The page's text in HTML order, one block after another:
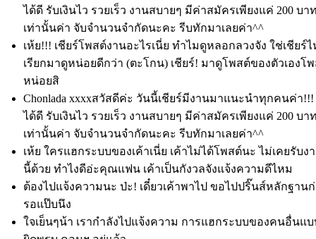
ได้ดี รับเงินไว รวยเร็ว งานสบายๆ มีค่าสมัครเพียงแค่ 200 บา
เท่านั้นค่า จับจำนวนจำกัดนะคะ รีบทักมาเลยค่า^^
เห้ย!!! เชียร์โพสต์งานอะไรเนี่ย ทำไมดูหลอกลวงจัง ใช่เชียร์ไ
เรียกมาดูหน่อยดีกว่า (ตะโกน) เชียร์! มาดูโพสต์ของตัวเองโ
หน่อยสิ
Chonlada xxxxสวัสดีค่ะ วันนี้เชียร์มีงานมาแนะนำทุกคนค่า!!!
ได้ดี รับเงินไว รวยเร็ว งานสบายๆ มีค่าสมัครเพียงแค่ 200 บา
เท่านั้นค่า จับจำนวนจำกัดนะคะ รีบทักมาเลยค่า^^
เห้ย ใครแฮกระบบของเค้าเนี่ย เค้าไม่ได้โพสต์นะ ไม่เคยรับง
นี้ด้วย ทำไงดีอ่ะคุณแฟน เค้าเป็นกังวลจังแจ้งความดีไหม
ต้องไปแจ้งความนะ ป่ะ! เดี๋ยวเค้าพาไป ขอไปปริ๊นส์หลักฐาน
รอแป๊บนึง
ใจเย็นๆน้า เรากำลังไปแจ้งความ การแฮกระบบของคนอื่นแ